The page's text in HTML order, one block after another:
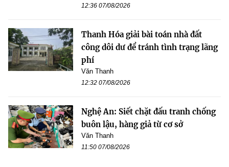
12:36 07/08/2026
Thanh Hóa giải bài toán nhà đất
công dôi dư để tránh tình trạng lãng
phí
Văn Thanh
12:32 07/08/2026
Nghệ An: Siết chặt đấu tranh chống
buôn lậu, hàng giả từ cơ sở
Văn Thanh
11:50 07/08/2026